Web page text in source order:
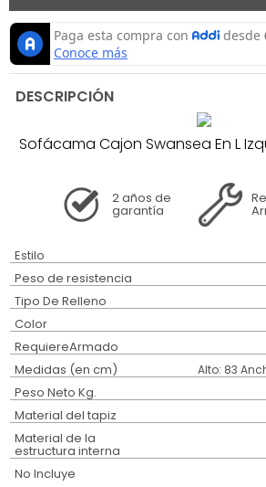
DESCRIPCIÓN
Sofácama Cajon Swansea En L
2 años de
garantía
Estilo
Peso de resistencia
Tipo De Relleno
Color
RequiereArmado
Medidas (en cm) Alto: 83
Peso Neto Kg.
Material del tapiz
Material de la
estructura interna
No Incluye